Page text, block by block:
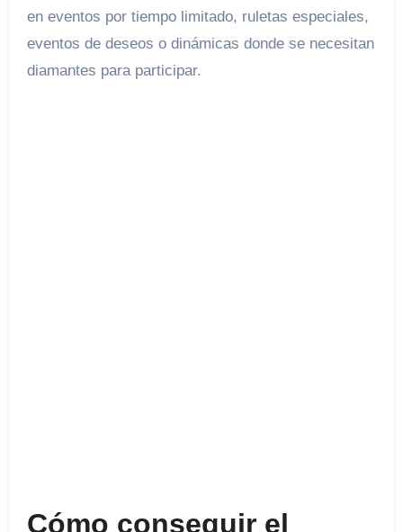
en eventos por tiempo limitado, ruletas especiales,
eventos de deseos o dinámicas donde se necesitan
diamantes para participar.
Cómo conseguir el